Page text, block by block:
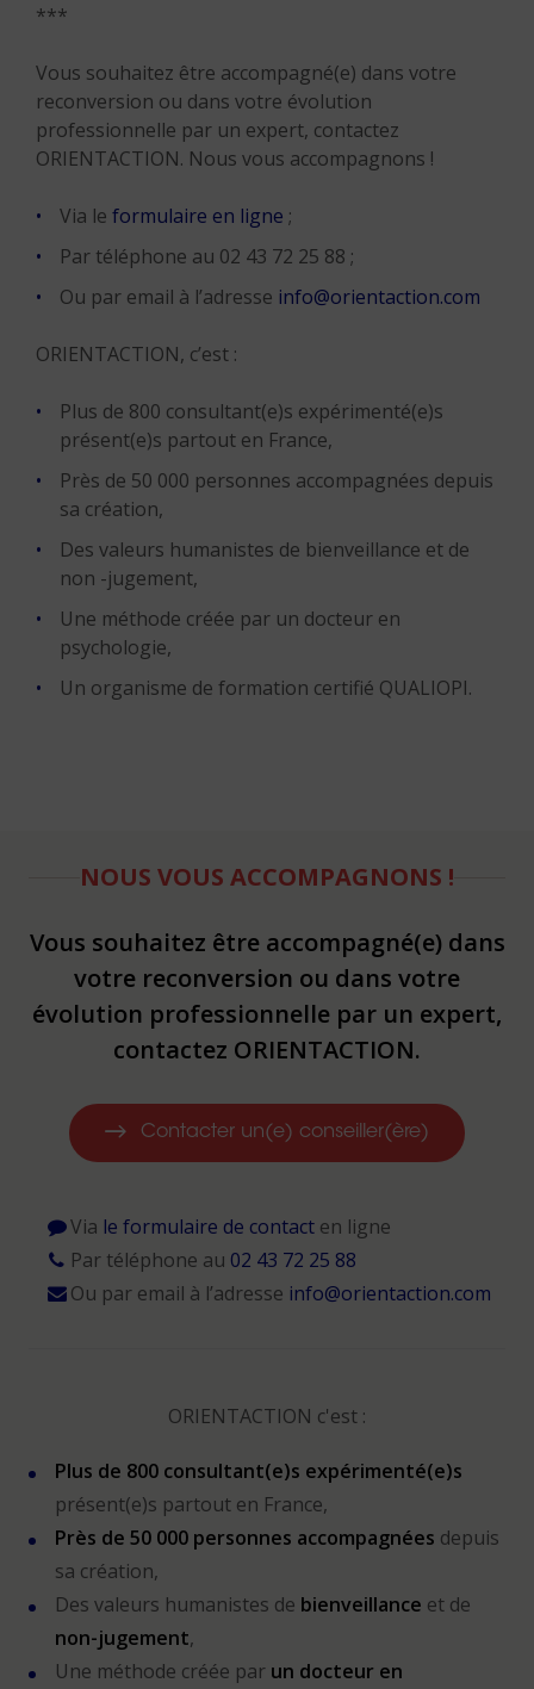
***
Vous souhaitez être accompagné(e) dans votre
reconversion ou dans votre évolution
professionnelle par un expert, contactez
ORIENTACTION. Nous vous accompagnons !
Via le formulaire en ligne ;
Par téléphone au 02 43 72 25 88 ;
Ou par email à l’adresse info@orientaction.com
ORIENTACTION, c’est :
Plus de 800 consultant(e)s expérimenté(e)s
présent(e)s partout en France,
Près de 50 000 personnes accompagnées depuis
sa création,
Des valeurs humanistes de bienveillance et de
non -jugement,
Une méthode créée par un docteur en
psychologie,
Un organisme de formation certifié QUALIOPI.
NOUS VOUS ACCOMPAGNONS !
Vous souhaitez être accompagné(e) dans
votre reconversion ou dans votre
évolution professionnelle par un expert,
contactez ORIENTACTION.
Contacter un(e) conseiller(ère)
Via le formulaire de contacten ligne
Par téléphone au 02 43 72 25 88
Ou par email à l’adresse info@orientaction.com
ORIENTACTION c'est :
Plus de 800 consultant(e)s expérimenté(e)s
présent(e)s partout en France,
Près de 50 000 personnes accompagnées depuis
sa création,
Des valeurs humanistes de bienveillance et de
non-jugement,
Une méthode créée par un docteur en